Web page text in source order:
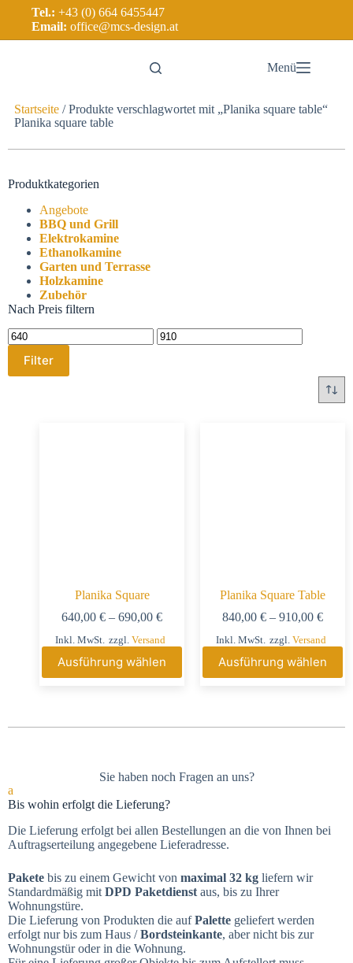
Tel.: +43 (0) 664 6455447
Email: office@mcs-design.at
Menü
Startseite/ Produkte verschlagwortet mit „Planika square table“
Planika square table
Produktkategorien
Angebote
BBQ und Grill
Elektrokamine
Ethanolkamine
Garten und Terrasse
Holzkamine
Zubehör
Nach Preis filtern
Filter
Planika Square
640,00 € – 690,00 €
Inkl. MwSt. zzgl. Versand
Ausführung wählen
Planika Square Table
840,00 € – 910,00 €
Inkl. MwSt. zzgl. Versand
Ausführung wählen
Sie haben noch Fragen an uns?
a
Bis wohin erfolgt die Lieferung?
Die Lieferung erfolgt bei allen Bestellungen an die von Ihnen bei
Auftragserteilung angegebene Lieferadresse.
Pakete bis zu einem Gewicht von maximal 32 kg liefern wir
Standardmäßig mit DPD Paketdienst aus, bis zu Ihrer
Wohnungstüre.
Die Lieferung von Produkten die aufPalette geliefert werden
erfolgt nur bis zum Haus /Bordsteinkante, aber nicht bis zur
Wohnungstür oder in die Wohnung.